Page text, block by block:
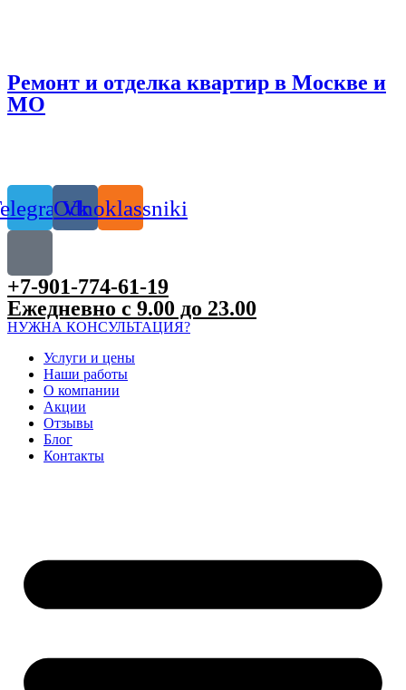
Ремонт и отделка квартир в Москве и
МО
Vk
Odnoklassniki
+7-901-774-61-19
Ежедневно с 9.00 до 23.00
НУЖНА КОНСУЛЬТАЦИЯ?
Услуги и цены
Наши работы
О компании
Акции
Отзывы
Блог
Контакты